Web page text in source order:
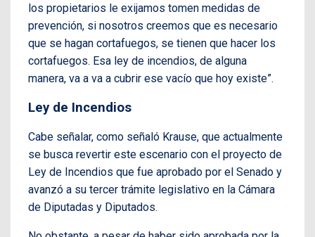
los propietarios le exijamos tomen medidas de
prevención, si nosotros creemos que es necesario
que se hagan cortafuegos, se tienen que hacer los
cortafuegos. Esa ley de incendios, de alguna
manera, va a va a cubrir ese vacío que hoy existe”.
Ley de Incendios
Cabe señalar, como señaló Krause, que actualmente
se busca revertir este escenario con el proyecto de
Ley de Incendios que fue aprobado por el Senado y
avanzó a su tercer trámite legislativo en la Cámara
de Diputadas y Diputados.